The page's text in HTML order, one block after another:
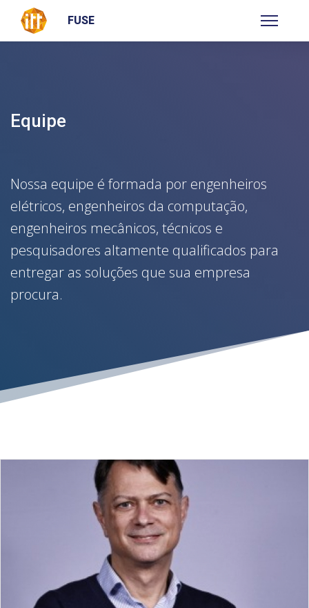
FUSE
Equipe
Nossa equipe é formada por engenheiros
elétricos, engenheiros da computação,
engenheiros mecânicos, técnicos e
pesquisadores altamente qualificados para
entregar as soluções que sua empresa
procura.